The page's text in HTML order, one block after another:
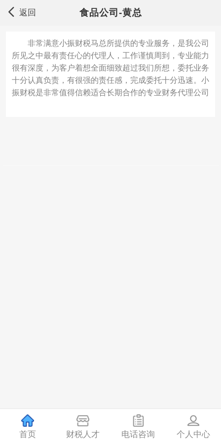
返回 食品公司-黄总
非常满意小振财税马总所提供的专业服务，是我公司
所见之中最有责任心的代理人，工作谨慎周到，专业能力
很有深度，为客户着想全面细致超过我们所想，委托业务
十分认真负责，有很强的责任感，完成委托十分迅速。小
振财税是非常值得信赖适合长期合作的专业财务代理公司
关于我们售后服务 特色服务
首页 财税人才 电话咨询 个人中心